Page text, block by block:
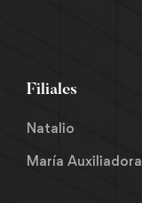
Filiales
Natalio
María Auxiliadora